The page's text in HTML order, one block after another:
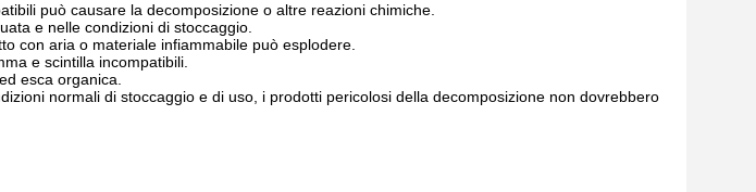
può causare la decomposizione o altre reazioni chimiche.
e nelle condizioni di stoccaggio.
con aria o materiale infiammabile può esplodere.
e scintilla incompatibili.
esca organica.
normali di stoccaggio e di uso, i prodotti pericolosi della decomposizione non dovrebbero